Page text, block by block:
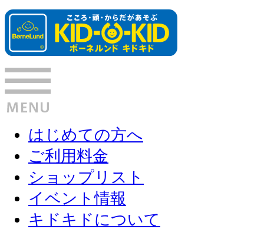
はじめての方へ
ご利用料金
ショップリスト
イベント情報
キドキドについて